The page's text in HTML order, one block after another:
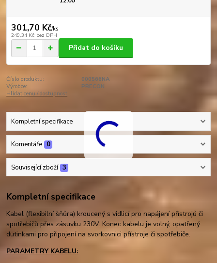
301,70 Kč/ks
249,34 Kč bez DPH
Přidat do košíku
Číslo produktu:
000566NA
Výrobce:
PRECON
Hlídat cenu / dostupnost
Kompletní specifikace
Komentáře 0
Související zboží 3
Kompletní specifikace
Kabel (flexibilní šňůra) kroucený s vidlicí pro napájení přístrojů či
spotřebičů přes zásuvku 230V. Konec kabelu je volný, opatřený
dutinkami pro připojení na svorkovnici přístroje či spotřebiče.
PARAMETRY KABELU: